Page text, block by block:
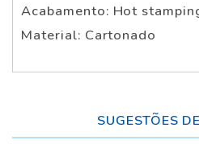
Acabamento: Hot
Material: Cartonado
SUGESTÕES